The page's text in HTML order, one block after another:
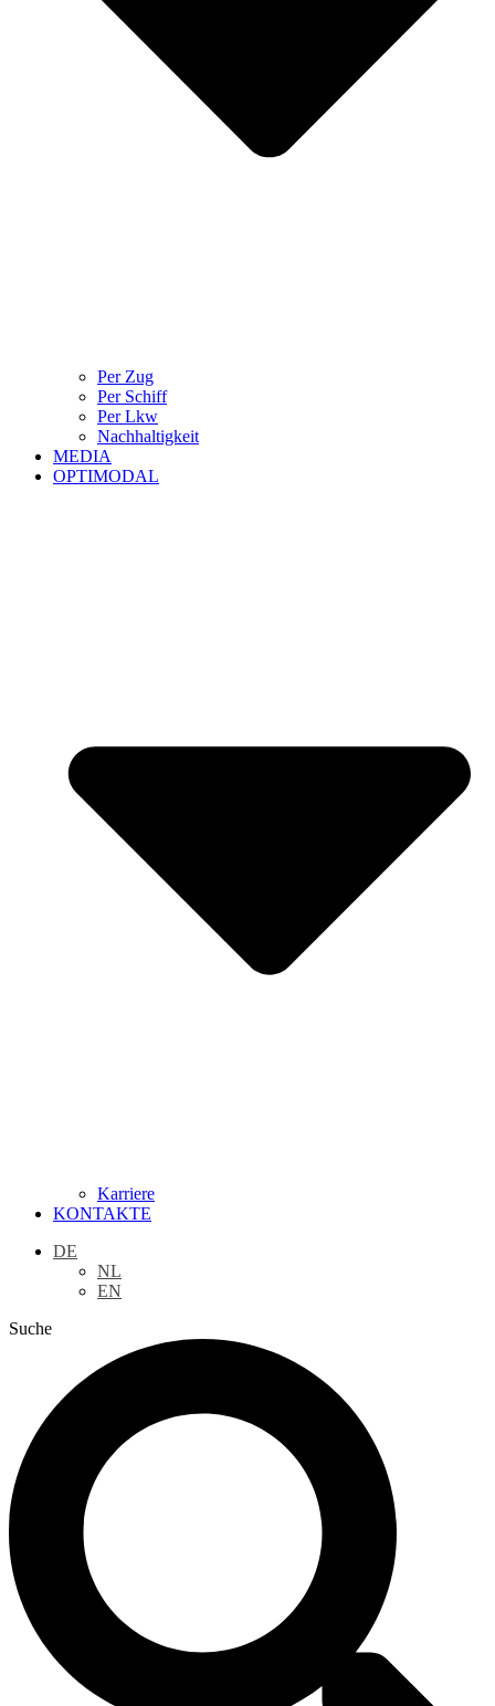
Per Zug
Per Schiff
Per Lkw
Nachhaltigkeit
MEDIA
OPTIMODAL
Karriere
KONTAKTE
DE
NL
EN
Suche